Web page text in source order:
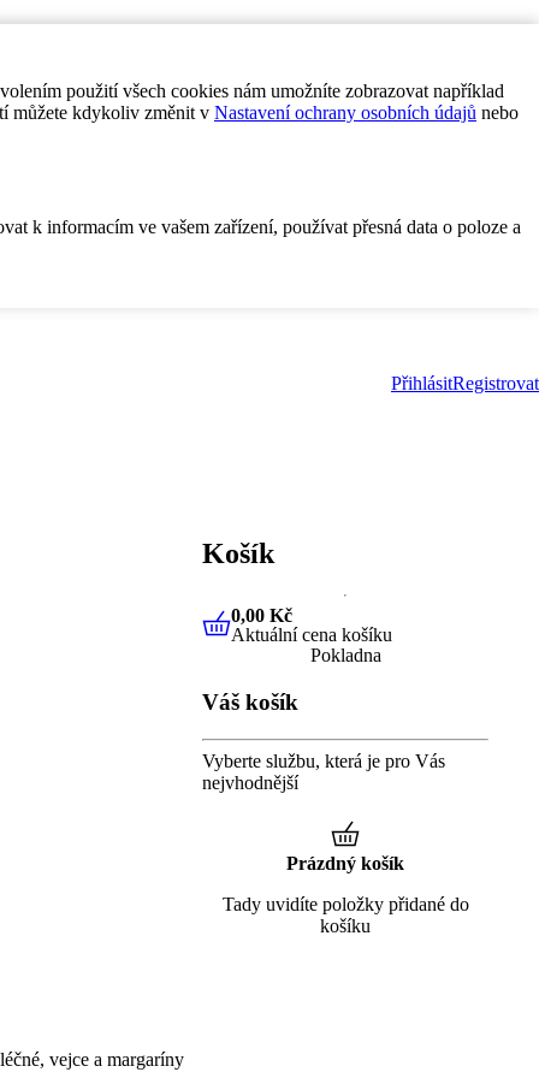
použití všech cookies nám umožníte zobrazovat například
můžete kdykoliv změnit v Nastavení ochrany osobních údajů nebo
k informacím ve vašem zařízení, používat přesná data o poloze a
PřihlásitRegistrovat
vejce a margaríny
Košík
0,00 KčAktuální cena košíku
0,00 Kč
Aktuální cena košíku
Pokladna
Váš košík
Vyberte službu, která je pro Vás
nejvhodnější
Prázdný košík
Tady uvidíte položky přidané do
košíku